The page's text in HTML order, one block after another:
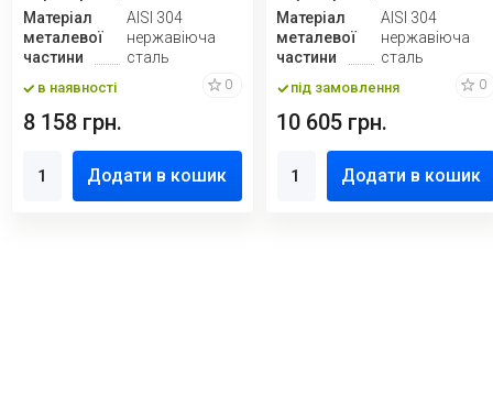
Матеріал
металевої
частини
AISI 304
нержавіюча
сталь
в наявності 0
8 158 грн.
Додати в кошик
Матеріал
металевої
частини
AISI 304
нержавіюча
сталь
під замовлення 0
10 605 грн.
Додати в кошик